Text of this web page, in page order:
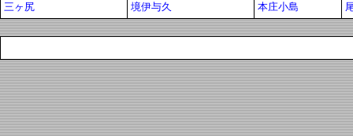
三ヶ尻
境伊与久 本庄小島